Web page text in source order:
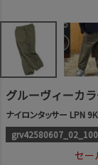
グルーヴィーカ
ナイロンタッサー LPN
セ